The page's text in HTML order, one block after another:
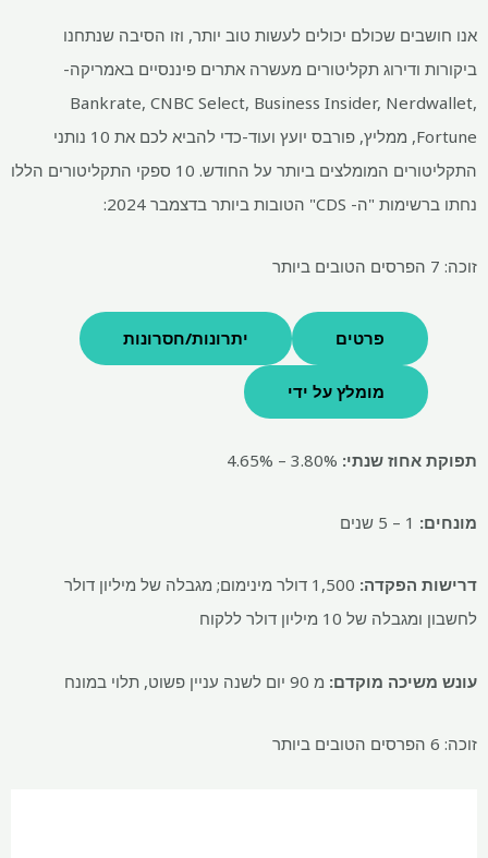
אנו חושבים שכולם יכולים לעשות טוב יותר, וזו הסיבה שנתחנו
ביקורות ודירוג תקליטורים מעשרה אתרים פיננסיים באמריקה-
Bankrate, CNBC Select, Business Insider, Nerdwallet,
Fortune, ממליץ, פורבס יועץ ועוד-כדי להביא לכם את 10 נותני
התקליטורים המומלצים ביותר על החודש. 10 ספקי התקליטורים הללו
נחתו ברשימות "ה- CDS" הטובות ביותר בדצמבר 2024:
זוכה: 7 הפרסים הטובים ביותר
פרטים יתרונות/חסרונות
מומלץ על ידי
תפוקת אחוז שנתי: 3.80% – 4.65%
מונחים: 1 – 5 שנים
דרישות הפקדה:
1,500 דולר מינימום; מגבלה של מיליון דולר
לחשבון ומגבלה של 10 מיליון דולר ללקוח
עונש משיכה מוקדם: מ 90 יום לשנה עניין פשוט, תלוי במונח
זוכה: 6 הפרסים הטובים ביותר